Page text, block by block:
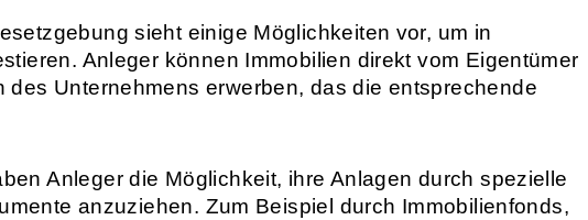
sieht einige Möglichkeiten vor, um in
Anleger können Immobilien direkt vom Eigentümer
des Unternehmens erwerben, das die entsprechende
Anleger die Möglichkeit, ihre Anlagen durch spezielle
anzuziehen. Zum Beispiel durch Immobilienfonds,